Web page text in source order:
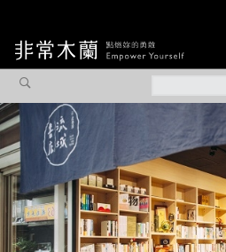
觀點專欄
焦點企劃
社會企業
認識我們